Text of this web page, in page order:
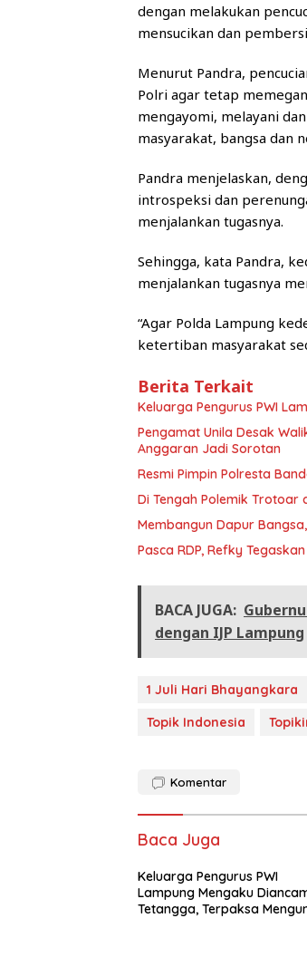
dengan melakukan
mensucikan dan
Menurut Pandra,
Polri agar tetap
mengayomi, melayani
masyarakat, bangsa dan
Pandra menjelaskan,
introspeksi dan
menjalankan tugasnya.
Sehingga, kata Pandra,
menjalankan tugasnya
“Agar Polda Lampung
ketertiban masyarakat
Berita Terkait
Keluarga Pengurus PWI
Pengamat Unila Desak
Anggaran Jadi Sorotan
Resmi Pimpin Polresta
Di Tengah Polemik Trotoar
Membangun Dapur
Pasca RDP, Refky
BACA JUGA:
dengan IJP Lampung
1 Juli Hari Bhayangkara
Topik Indonesia
Komentar
Baca Juga
Keluarga Pengurus PWI
Lampung Mengaku
Tetangga, Terpaksa